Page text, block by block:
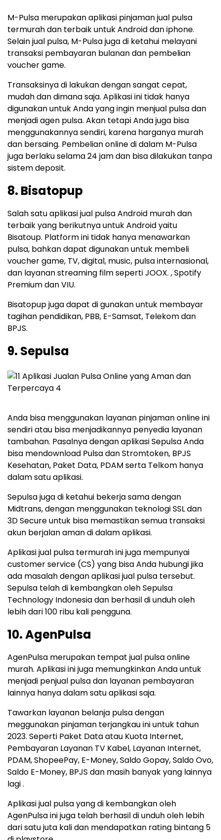
M-Pulsa merupakan aplikasi pinjaman jual pulsa
termurah dan terbaik untuk Android dan iphone.
Selain jual pulsa, M-Pulsa juga di ketahui melayani
transaksi pembayaran bulanan dan pembelian
voucher game.
Transaksinya di lakukan dengan sangat cepat,
mudah dan dimana saja. Aplikasi ini tidak hanya
digunakan untuk Anda yang ingin menjual pulsa dan
menjadi agen pulsa. Akan tetapi Anda juga bisa
menggunakannya sendiri, karena harganya murah
dan bersaing. Pembelian online di dalam M-Pulsa
juga berlaku selama 24 jam dan bisa dilakukan tanpa
sistem deposit.
8. Bisatopup
Salah satu aplikasi jual pulsa Android murah dan
terbaik yang berikutnya untuk Android yaitu
Bisatoup. Platform ini tidak hanya menawarkan
pulsa, bahkan dapat digunakan untuk membeli
voucher game, TV, digital, music, pulsa internasional,
dan layanan streaming film seperti JOOX. , Spotify
Premium dan VIU.
Bisatopup juga dapat di gunakan untuk membayar
tagihan pendidikan, PBB, E-Samsat, Telekom dan
BPJS.
9. Sepulsa
Anda bisa menggunakan layanan pinjaman online ini
sendiri atau bisa menjadikannya penyedia layanan
tambahan. Pasalnya dengan aplikasi Sepulsa Anda
bisa mendownload Pulsa dan Stromtoken, BPJS
Kesehatan, Paket Data, PDAM serta Telkom hanya
dalam satu aplikasi.
Sepulsa juga di ketahui bekerja sama dengan
Midtrans, dengan menggunakan teknologi SSL dan
3D Secure untuk bisa memastikan semua transaksi
akun berjalan aman di dalam aplikasi.
Aplikasi jual pulsa termurah ini juga mempunyai
customer service (CS) yang bisa Anda hubungi jika
ada masalah dengan aplikasi jual pulsa tersebut.
Sepulsa telah di kembangkan oleh Sepulsa
Technology Indonesia dan berhasil di unduh oleh
lebih dari 100 ribu kali pengguna.
10. AgenPulsa
AgenPulsa merupakan tempat jual pulsa online
murah. Aplikasi ini juga memungkinkan Anda untuk
menjadi penjual pulsa dan layanan pembayaran
lainnya hanya dalam satu aplikasi saja.
Tawarkan layanan belanja pulsa dengan
meggunakan pinjaman terjangkau ini untuk tahun
2023. Seperti Paket Data atau Kuota Internet,
Pembayaran Layanan TV Kabel, Layanan Internet,
PDAM, ShopeePay, E-Money, Saldo Gopay, Saldo Ovo,
Saldo E-Money, BPJS dan masih banyak yang lainnya
lagi .
Aplikasi jual pulsa yang di kembangkan oleh
AgenPulsa ini juga telah berhasil di unduh oleh lebih
dari satu juta kali dan mendapatkan rating bintang 5